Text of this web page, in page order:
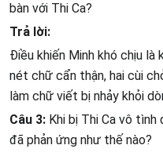
bàn với Thi Ca?
Trả lời:
Điều khiến Minh khó chịu
nét chữ cẩn thận, hai cùi
làm chữ viết bị nhảy khỏi
Câu 3: Khi bị Thi Ca vô
đã phản ứng như thế nào?